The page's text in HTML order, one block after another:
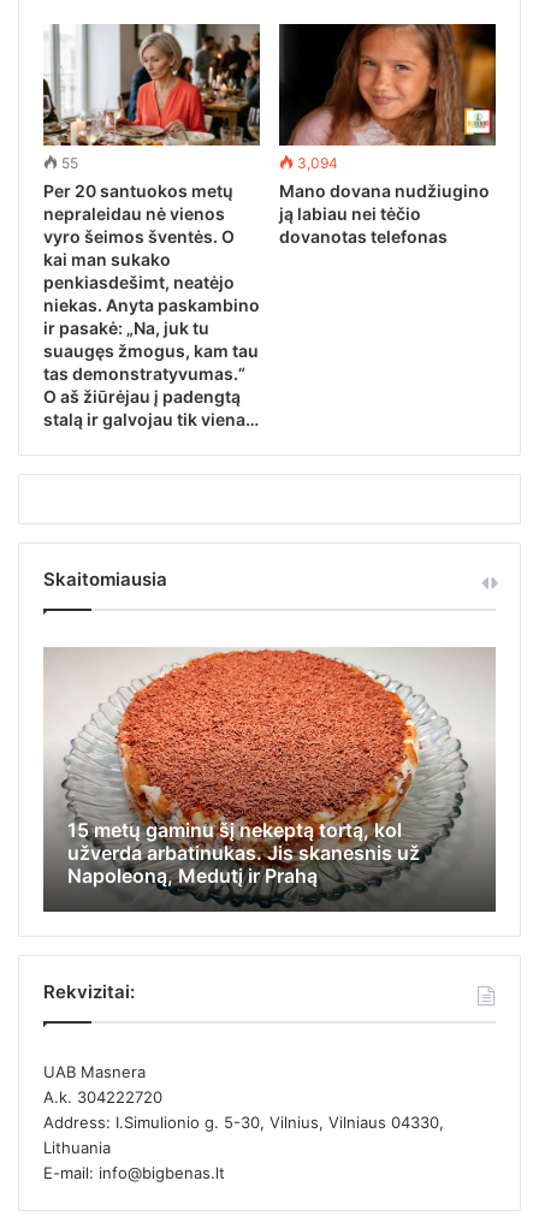
55
Per 20 santuokos metų
nepraleidau nė vienos
vyro šeimos šventės. O
kai man sukako
penkiasdešimt, neatėjo
niekas. Anyta paskambino
ir pasakė: „Na, juk tu
suaugęs žmogus, kam tau
tas demonstratyvumas.“
O aš žiūrėjau į padengtą
stalą ir galvojau tik viena…
3,094
Mano dovana nudžiugino
ją labiau nei tėčio
dovanotas telefonas
Skaitomiausia
15 metų gaminu šį nekeptą tortą, kol
užverda arbatinukas. Jis skanesnis už
Napoleoną, Medutį ir Prahą
Rekvizitai:
UAB Masnera
A.k. 304222720
Address: I.Simulionio g. 5-30, Vilnius, Vilniaus 04330,
Lithuania
E-mail: info@bigbenas.lt